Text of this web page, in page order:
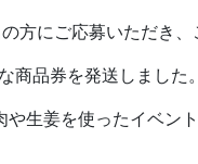
方にご応募いただき
商品券を発送しました。
や生姜を使ったイベ